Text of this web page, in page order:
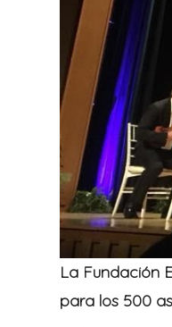
La Fundación
para los 500